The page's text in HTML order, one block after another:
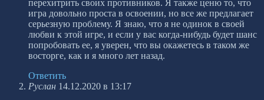
перехитрить своих противников. Я также ценю то, что
игра довольно проста в освоении, но все же предлагает
серьезную проблему. Я знаю, что я не одинок в своей
любви к этой игре, и если у вас когда-нибудь будет шанс
попробовать ее, я уверен, что вы окажетесь в таком же
восторге, как и я много лет назад.
Ответить
Руслан 14.12.2020 в 13:17